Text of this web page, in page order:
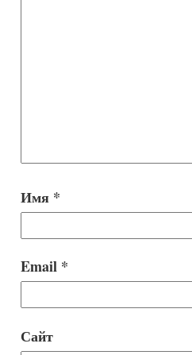
Имя *
Email *
Сайт